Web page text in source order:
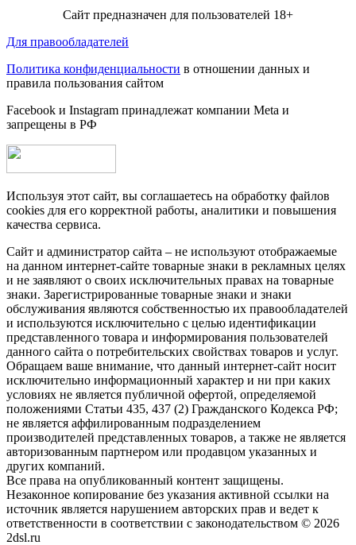
Сайт предназначен для пользователей 18+
Для правообладателей
Политика конфиденциальности в отношении данных и
правила пользования сайтом
Facebook и Instagram принадлежат компании Metа и
запрещены в РФ
Используя этот сайт, вы соглашаетесь на обработку файлов
cookies для его корректной работы, аналитики и повышения
качества сервиса.
Сайт и администратор сайта – не используют отображаемые
на данном интернет-сайте товарные знаки в рекламных целях
и не заявляют о своих исключительных правах на товарные
знаки. Зарегистрированные товарные знаки и знаки
обслуживания являются собственностью их правообладателей
и используются исключительно с целью идентификации
представленного товара и информирования пользователей
данного сайта о потребительских свойствах товаров и услуг.
Обращаем ваше внимание, что данный интернет-сайт носит
исключительно информационный характер и ни при каких
условиях не является публичной офертой, определяемой
положениями Статьи 435, 437 (2) Гражданского Кодекса РФ;
не является аффилированным подразделением
производителей представленных товаров, а также не является
авторизованным партнером или продавцом указанных и
других компаний.
Все права на опубликованный контент защищены.
Незаконное копирование без указания активной ссылки на
источник является нарушением авторских прав и ведет к
ответственности в соответствии с законодательством © 2026
2dsl.ru